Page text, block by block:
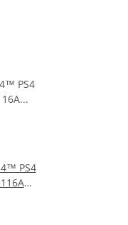
PS4